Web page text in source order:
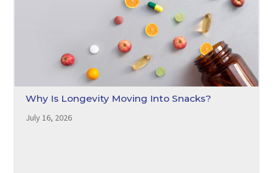
Why Is Longevity Moving Into Snacks?
July 16, 2026